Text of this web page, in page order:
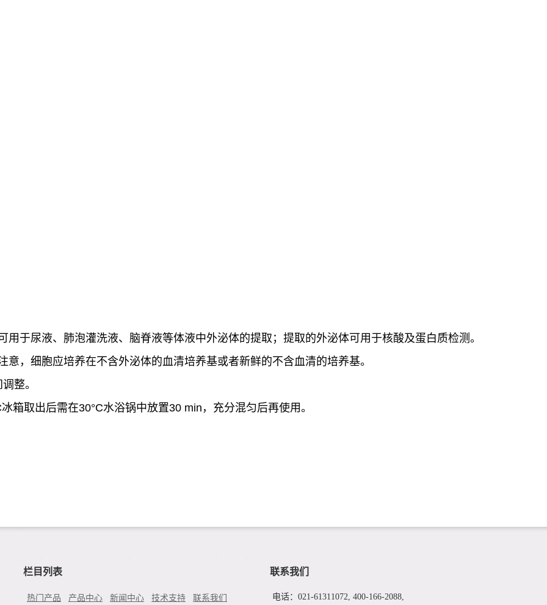
于尿液、肺泡灌洗液、脑脊液等体液中外泌体的提取；提取的外泌体可用于核酸及蛋白质检测。
，细胞应培养在不含外泌体的血清培养基或者新鲜的不含血清的培养基。
整。
冰箱取出后需在30°C水浴锅中放置30 min ，充分混匀后再使用。
栏目列表
热门产品 产品中心 新闻中心 技术支持 联系我们
联系我们
电话：021-61311072, 400-166-2088,